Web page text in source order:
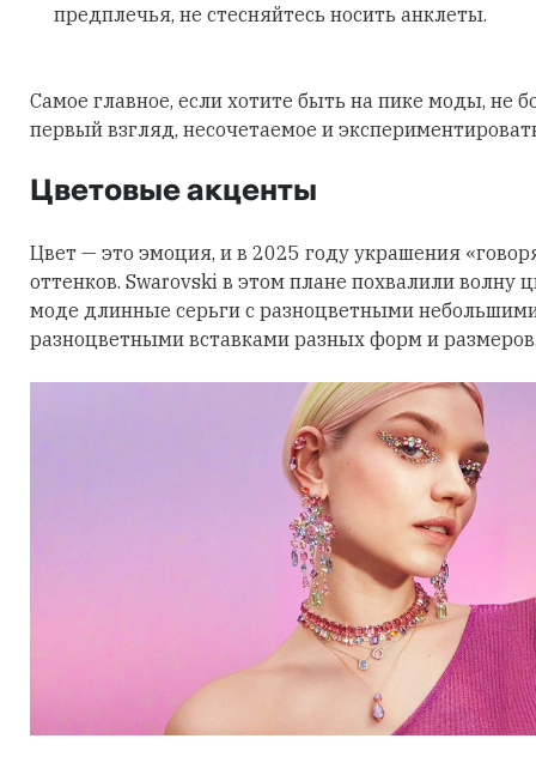
предплечья, не стесняйтесь носить анклеты.
Самое главное, если хотите быть на пике моды, не
первый взгляд, несочетаемое и
Цветовые акценты
Цвет — это эмоция, и в 2025 году украшения
оттенков. Swarovski в этом плане похвалили волну
моде длинные серьги с разноцветными
разноцветными вставками разных форм и